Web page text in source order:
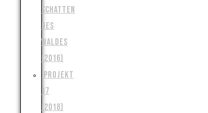
SCHATTEN
DES
WALDES
(2016)
PROJEKT
17
(2018)